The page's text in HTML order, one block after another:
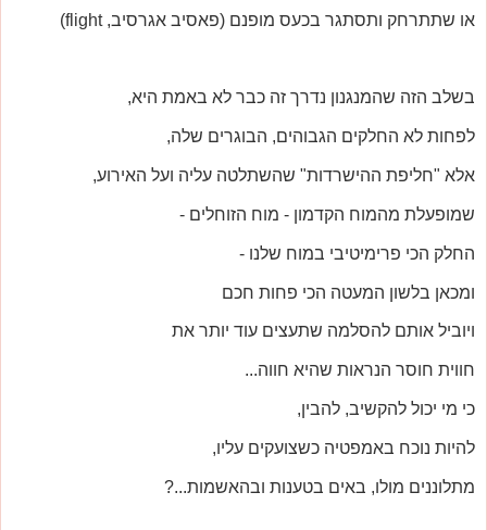
או שתתרחק ותסתגר בכעס מופנם (פאסיב אגרסיב, flight)
בשלב הזה שהמנגנון נדרך זה כבר לא באמת היא,
לפחות לא החלקים הגבוהים, הבוגרים שלה,
אלא "חליפת ההישרדות" שהשתלטה עליה ועל האירוע,
שמופעלת מהמוח הקדמון - מוח הזוחלים -
החלק הכי פרימיטיבי במוח שלנו -
ומכאן בלשון המעטה הכי פחות חכם
ויוביל אותם להסלמה שתעצים עוד יותר את
חווית חוסר הנראות שהיא חווה...
כי מי יכול להקשיב, להבין,
להיות נוכח באמפטיה כשצועקים עליו,
מתלוננים מולו, באים בטענות ובהאשמות...?